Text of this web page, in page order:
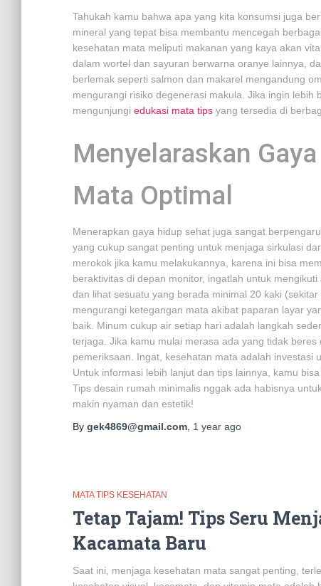
Tahukah kamu bahwa apa yang kita konsumsi juga
mineral yang tepat bisa membantu mencegah
kesehatan mata meliputi makanan yang kaya akan
dalam wortel dan sayuran berwarna oranye lainnya,
berlemak seperti salmon dan makarel mengandung
mengurangi risiko degenerasi makula. Jika ingin
mengunjungi edukasi mata tips yang tersedia di
Menyelaraskan
Mata Optimal
Menerapkan gaya hidup sehat juga sangat
yang cukup sangat penting untuk menjaga sirkulasi
merokok jika kamu melakukannya, karena ini bisa
beraktivitas di depan monitor, ingatlah untuk
dan lihat sesuatu yang berada minimal 20 kaki
mengurangi ketegangan mata akibat paparan layar
baik. Minum cukup air setiap hari adalah langkah
terjaga. Jika kamu mulai merasa ada yang tidak
pemeriksaan. Ingat, kesehatan mata adalah investasi
Untuk informasi lebih lanjut dan tips lainnya, kamu
Tips desain rumah minimalis nggak ada habisnya
makin nyaman dan estetik!
By gek4869@gmail.com 1 year ago
MATA TIPS KESEHATAN
Tetap Tajam! Tips Seru
Kacamata Baru
Saat ini, menjaga kesehatan mata sangat penting,